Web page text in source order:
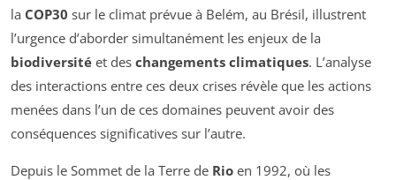
la COP30 sur le climat prévue à Belém, au Brésil, illustrent
l’urgence d’aborder simultanément les enjeux de la
biodiversité et des changements climatiques. L’analyse
des interactions entre ces deux crises révèle que les actions
menées dans l’un de ces domaines peuvent avoir des
conséquences significatives sur l’autre.
Depuis le Sommet de la Terre de Rio en 1992, où les